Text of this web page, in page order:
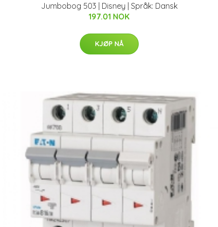
Jumbobog 503 | Disney | Språk: Dansk
197.01 NOK
KJØP NÅ